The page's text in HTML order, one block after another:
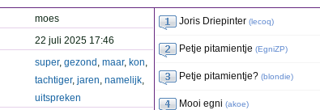
moes
22 juli 2025 17:46
super, gezond , maar, kon,
tachtiger, jaren, namelijk,
uitspreken
Joris Driepinter (lecoq)
Petje pitamientje (EgniZP)
Petje pitamientje? (blondie)
Mooi egni (akoe)